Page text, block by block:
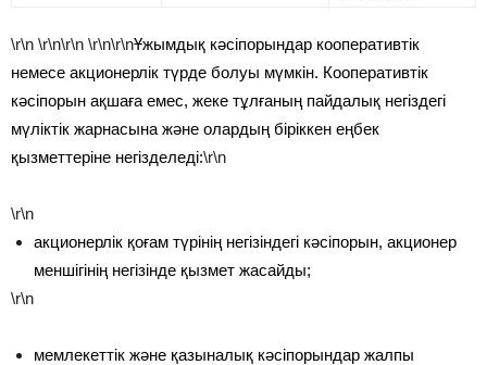
\r\n \r\n\r\n \r\n\r\nҰжымдық кәсіпорындар кооперативтік
немесе акционерлік түрде болуы мүмкін. Кооперативтік
кәсіпорын ақшаға емес, жеке тұлғаның пайдалық негіздегі
мүліктік жарнасына және олардың біріккен еңбек
қызметтеріне негізделеді:\r\n
\r\n
акционерлік қоғам түрінің негізіндегі кәсіпорын, акционер
меншігінің негізінде қызмет жасайды;
\r\n
мемлекеттік және қазыналық кәсіпорындар жалпы